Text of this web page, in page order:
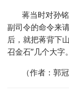
蒋当时对孙
副司令的命令来
后，就把蒋背下山
召金石”几个大字。
（作者：郭